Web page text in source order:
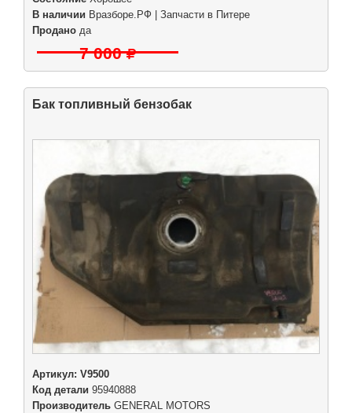
В наличии Вразборе.РФ | Запчасти в Питере
Продано да
7 000
Бак топливный бензобак
Артикул: V9500
Код детали 95940888
Производитель GENERAL MOTORS